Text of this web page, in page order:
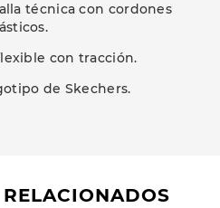
técnica con cordones
con tracción.
de Skechers.